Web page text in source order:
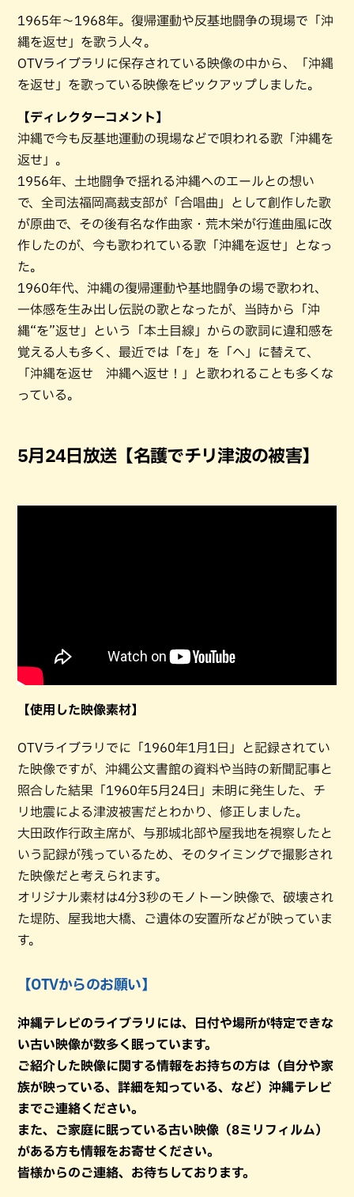
1965年～1968年。復帰運動や反基地闘争の現場で「沖
縄を返せ」を歌う人々。
OTVライブラリに保存されている映像の中から、「沖縄
を返せ」を歌っている映像をピックアップしました。
【ディレクターコメント】
沖縄で今も反基地運動の現場などで唄われる歌「沖縄を
返せ」。
1956年、土地闘争で揺れる沖縄へのエールとの想い
で、全司法福岡高裁支部が「合唱曲」として創作した歌
が原曲で、その後有名な作曲家・荒木栄が行進曲風に改
作したのが、今も歌われている歌「沖縄を返せ」となっ
た。
1960年代、沖縄の復帰運動や基地闘争の場で歌われ、
一体感を生み出し伝説の歌となったが、当時から「沖
縄“を”返せ」という「本土目線」からの歌詞に違和感を
覚える人も多く、最近では「を」を「へ」に替えて、
「沖縄を返せ 沖縄へ返せ！」と歌われることも多くな
っている。
5月24日放送【名護でチリ津波の被害】
【使用した映像素材】
OTVライブラリでに「1960年1月1日」と記録されてい
た映像ですが、沖縄公文書館の資料や当時の新聞記事と
照合した結果「1960年5月24日」未明に発生した、チ
リ地震による津波被害だとわかり、修正しました。
大田政作行政主席が、与那城北部や屋我地を視察したと
いう記録が残っているため、そのタイミングで撮影され
た映像だと考えられます。
オリジナル素材は4分3秒のモノトーン映像で、破壊され
た堤防、屋我地大橋、ご遺体の安置所などが映っていま
す。
【OTVからのお願い】
沖縄テレビのライブラリには、日付や場所が特定できな
い古い映像が数多く眠っています。
ご紹介した映像に関する情報をお持ちの方は（自分や家
族が映っている、詳細を知っている、など）沖縄テレビ
までご連絡ください。
また、ご家庭に眠っている古い映像（8ミリフィルム）
がある方も情報をお寄せください。
皆様からのご連絡、お待ちしております。